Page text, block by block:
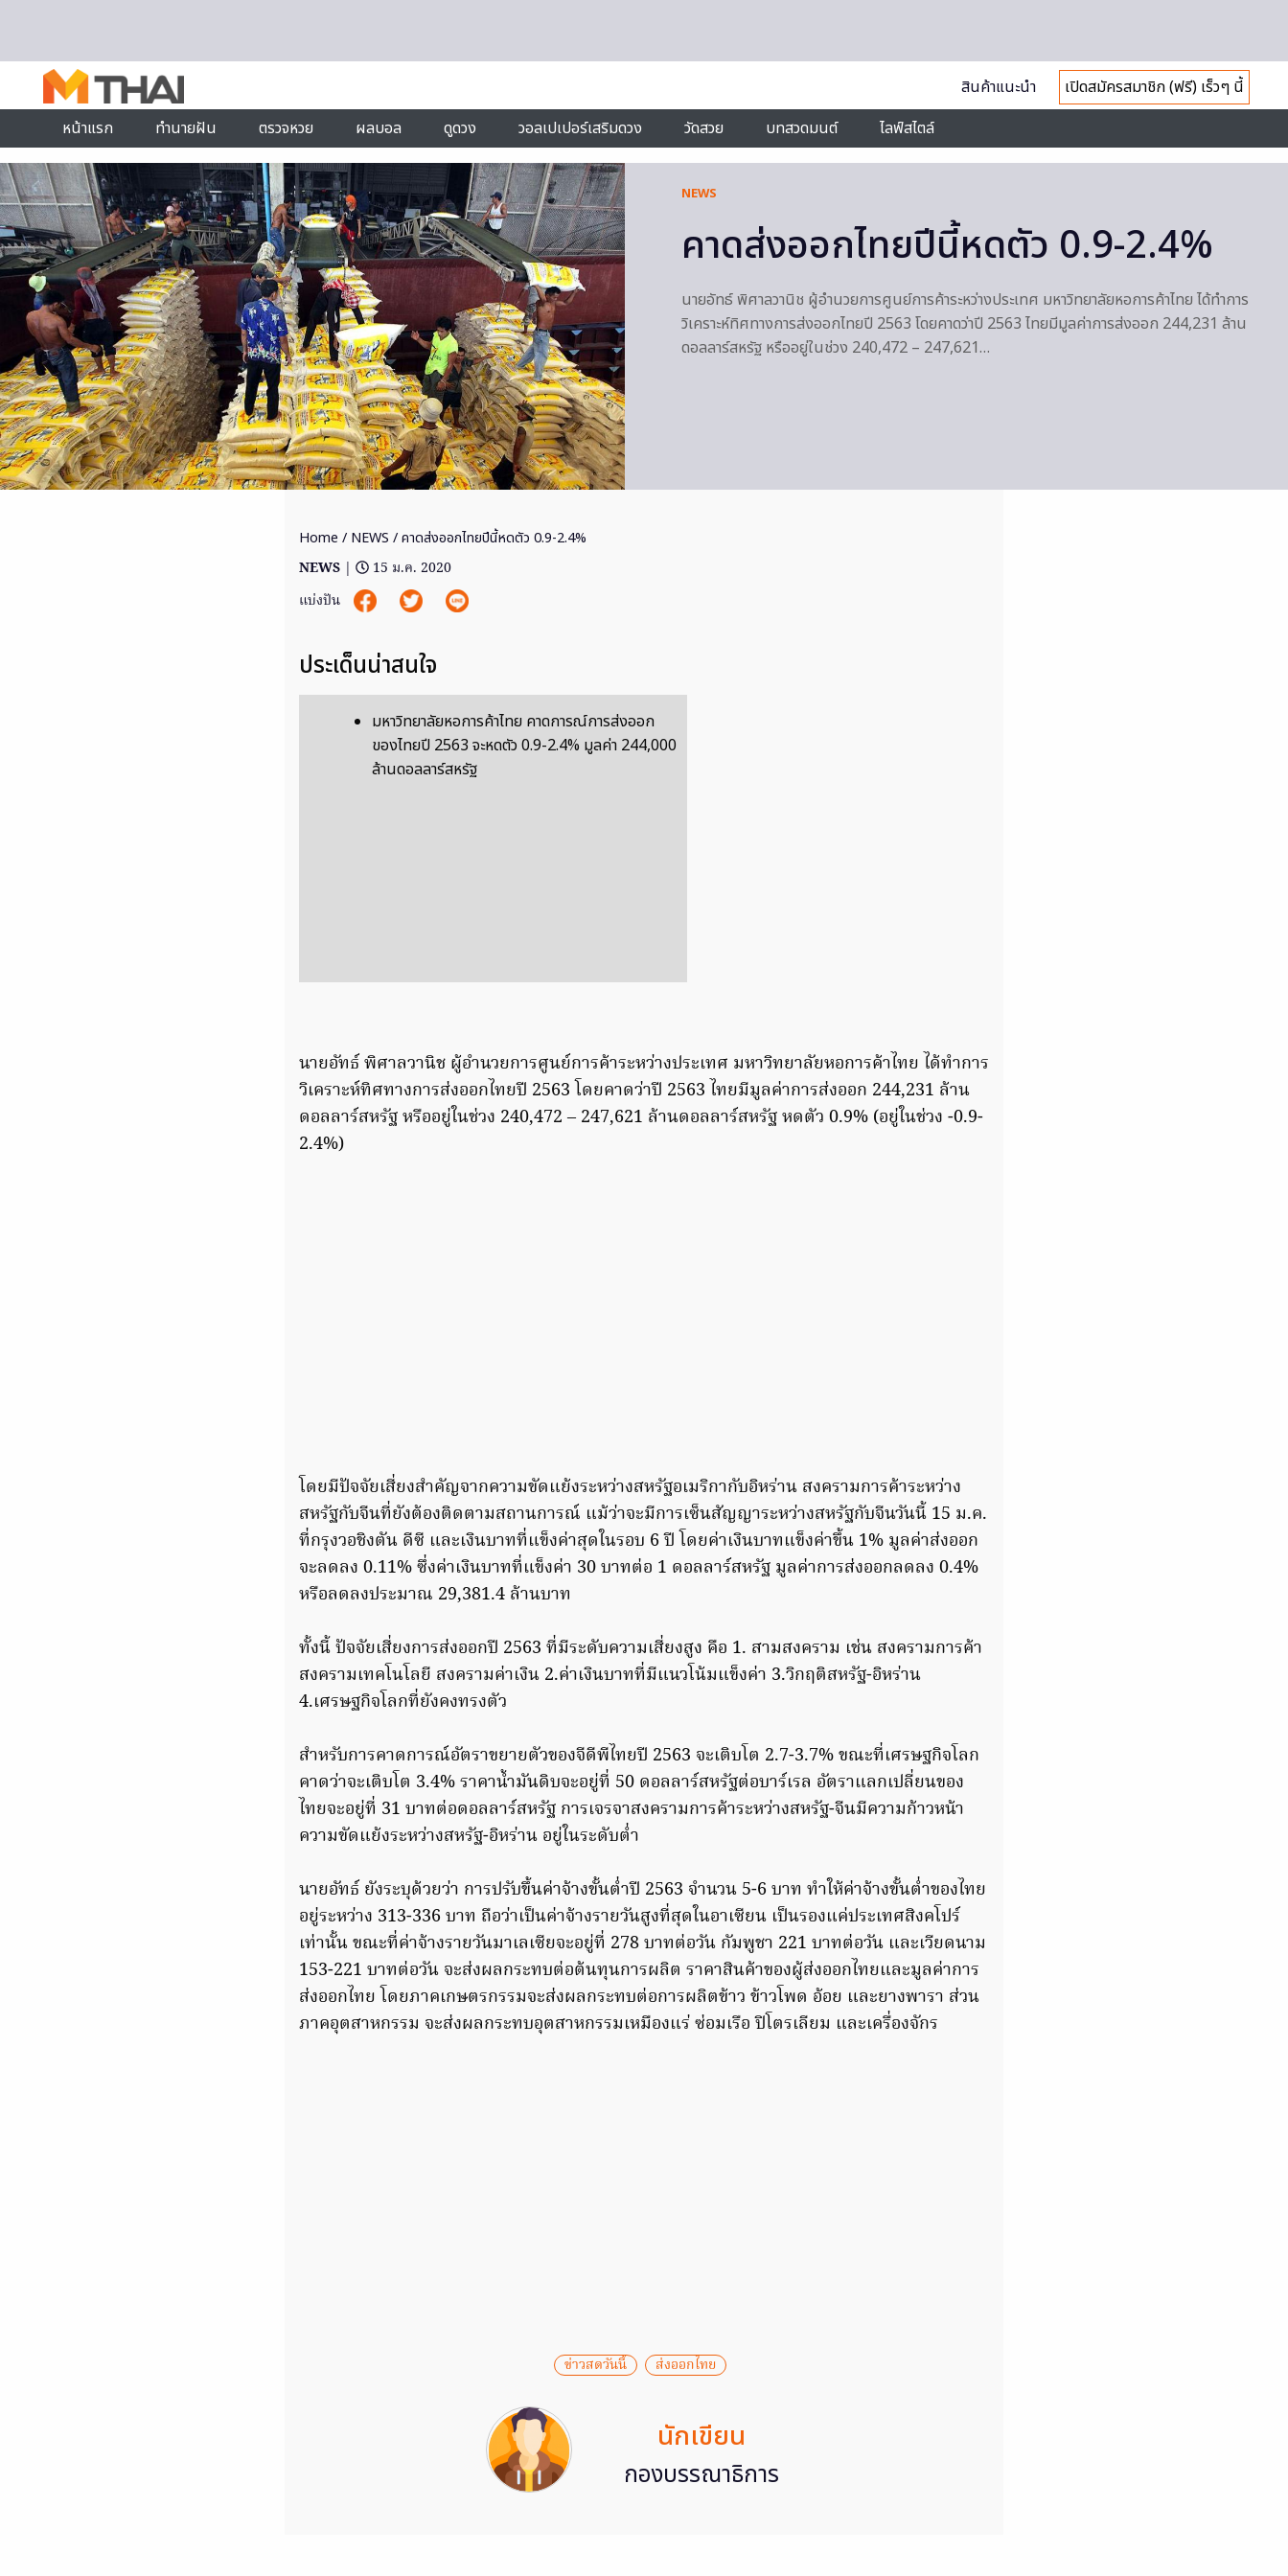
สินค้าแนะนำ
เปิดสมัครสมาชิก (ฟรี) เร็วๆ นี้
หน้าแรก
ทำนายฝัน ตรวจหวย ผลบอล ดูดวง วอลเปเปอร์เสริมดวง วัดสวย บทสวดมนต์ ไลฟ์สไตล์
NEWS
คาดส่งออกไทยปีนี้หดตัว 0.9-2.4%
นายอัทธ์ พิศาลวานิช ผู้อำนวยการศูนย์การค้าระหว่างประเทศ มหาวิทยาลัยหอการค้าไทย ได้ทำการ
วิเคราะห์ทิศทางการส่งออกไทยปี 2563 โดยคาดว่าปี 2563 ไทยมีมูลค่าการส่งออก 244,231 ล้าน
ดอลลาร์สหรัฐ หรืออยู่ในช่วง 240,472 – 247,621…
Home / NEWS / คาดส่งออกไทยปีนี้หดตัว 0.9-2.4%
NEWS |
15 ม.ค. 2020
แบ่งปัน
ประเด็นน่าสนใจ
มหาวิทยาลัยหอการค้าไทย คาดการณ์การส่งออก
ของไทยปี 2563 จะหดตัว 0.9-2.4% มูลค่า 244,000
ล้านดอลลาร์สหรัฐ
นายอัทธ์ พิศาลวานิช ผู้อำนวยการศูนย์การค้าระหว่างประเทศ มหาวิทยาลัยหอการค้าไทย ได้ทำการ
วิเคราะห์ทิศทางการส่งออกไทยปี 2563 โดยคาดว่าปี 2563 ไทยมีมูลค่าการส่งออก 244,231 ล้าน
ดอลลาร์สหรัฐ หรืออยู่ในช่วง 240,472 – 247,621 ล้านดอลลาร์สหรัฐ หดตัว 0.9% (อยู่ในช่วง -0.9-
2.4%)
โดยมีปัจจัยเสี่ยงสำคัญจากความขัดแย้งระหว่างสหรัฐอเมริกากับอิหร่าน สงครามการค้าระหว่าง
สหรัฐกับจีนที่ยังต้องติดตามสถานการณ์ แม้ว่าจะมีการเซ็นสัญญาระหว่างสหรัฐกับจีนวันนี้ 15 ม.ค.
ที่กรุงวอชิงตัน ดีซี และเงินบาทที่แข็งค่าสุดในรอบ 6 ปี โดยค่าเงินบาทแข็งค่าขึ้น 1% มูลค่าส่งออก
จะลดลง 0.11% ซึ่งค่าเงินบาทที่แข็งค่า 30 บาทต่อ 1 ดอลลาร์สหรัฐ มูลค่าการส่งออกลดลง 0.4%
หรือลดลงประมาณ 29,381.4 ล้านบาท
ทั้งนี้ ปัจจัยเสี่ยงการส่งออกปี 2563 ที่มีระดับความเสี่ยงสูง คือ 1. สามสงคราม เช่น สงครามการค้า
สงครามเทคโนโลยี สงครามค่าเงิน 2.ค่าเงินบาทที่มีแนวโน้มแข็งค่า 3.วิกฤติสหรัฐ-อิหร่าน
4.เศรษฐกิจโลกที่ยังคงทรงตัว
สำหรับการคาดการณ์อัตราขยายตัวของจีดีพีไทยปี 2563 จะเติบโต 2.7-3.7% ขณะที่เศรษฐกิจโลก
คาดว่าจะเติบโต 3.4% ราคาน้ำมันดิบจะอยู่ที่ 50 ดอลลาร์สหรัฐต่อบาร์เรล อัตราแลกเปลี่ยนของ
ไทยจะอยู่ที่ 31 บาทต่อดอลลาร์สหรัฐ การเจรจาสงครามการค้าระหว่างสหรัฐ-จีนมีความก้าวหน้า
ความขัดแย้งระหว่างสหรัฐ-อิหร่าน อยู่ในระดับต่ำ
นายอัทธ์ ยังระบุด้วยว่า การปรับขึ้นค่าจ้างขั้นต่ำปี 2563 จำนวน 5-6 บาท ทำให้ค่าจ้างขั้นต่ำของไทย
อยู่ระหว่าง 313-336 บาท ถือว่าเป็นค่าจ้างรายวันสูงที่สุดในอาเซียน เป็นรองแค่ประเทศสิงคโปร์
เท่านั้น ขณะที่ค่าจ้างรายวันมาเลเซียจะอยู่ที่ 278 บาทต่อวัน กัมพูชา 221 บาทต่อวัน และเวียดนาม
153-221 บาทต่อวัน จะส่งผลกระทบต่อต้นทุนการผลิต ราคาสินค้าของผู้ส่งออกไทยและมูลค่าการ
ส่งออกไทย โดยภาคเกษตรกรรมจะส่งผลกระทบต่อการผลิตข้าว ข้าวโพด อ้อย และยางพารา ส่วน
ภาคอุตสาหกรรม จะส่งผลกระทบอุตสาหกรรมเหมืองแร่ ซ่อมเรือ ปิโตรเลียม และเครื่องจักร
ข่าวสดวันนี้ ส่งออกไทย
นักเขียน
กองบรรณาธิการ